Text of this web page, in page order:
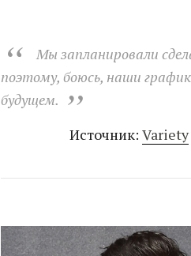
Мы запланировали
поэтому, боюсь, наши
будущем.
Источник:Variety